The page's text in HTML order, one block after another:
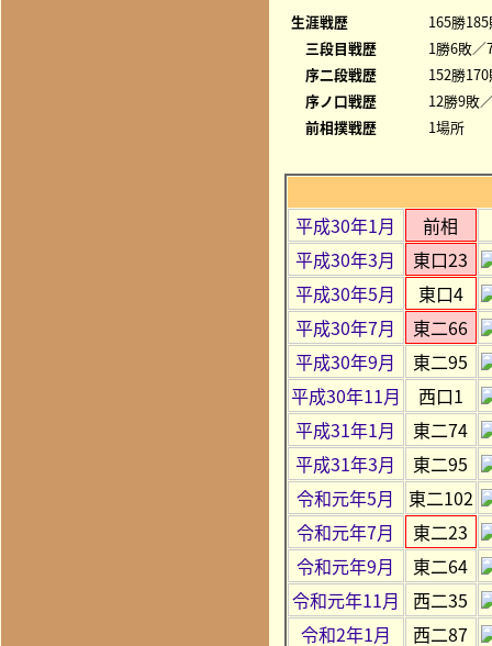
生涯戦歴
165勝
三段目戦歴
1勝6敗／
序二段戦歴
152勝
序ノ口戦歴
12勝9敗
前相撲戦歴
1場所
平成30年1月
前相
平成30年3月
東口23
平成30年5月
東口4
平成30年7月
東二66
平成30年9月
東二95
平成30年11月
西口1
平成31年1月
東二74
平成31年3月
東二95
令和元年5月
東二102
令和元年7月
東二23
令和元年9月
東二64
令和元年11月
西二35
令和2年1月
西二87